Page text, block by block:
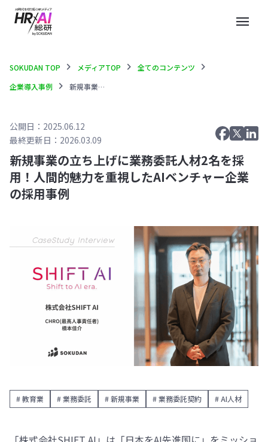
menu
SOKUDAN TOP chevron_right メディアTOP chevron_right 全てのコンテンツ chevron_right
企業導入事例 chevron_right 新規事業の立ち上げに業務委託人材2名を採用！人間的魅力を重視したAIベンチャー企業の採用事例
公開日：2025.06.12
最終更新日：2026.03.09
新規事業の立ち上げに業務委託人材2名を採
用！人間的魅力を重視したAIベンチャー企業
の採用事例
# 教育業 # 業務委託 # 新規事業 # 業務委託契約 # AI人材